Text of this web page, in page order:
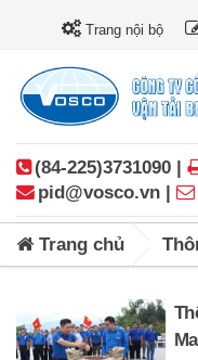
Trang nội bộ
(84-225)3731090 |
pid@vosco.vn |
Trang chủ
Ma